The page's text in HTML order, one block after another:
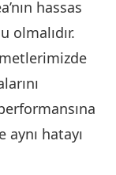
hassas
hatayı